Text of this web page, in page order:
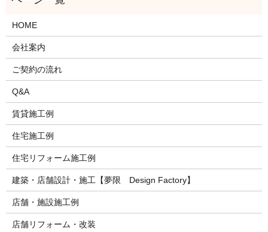
HOME
会社案内
ご契約の流れ
Q&A
賃貸施工例
住宅施工例
住宅リフォーム施工例
建築・店舗設計・施工【夢限 Design Factory】
店舗・施設施工例
店舗リフォーム・改装